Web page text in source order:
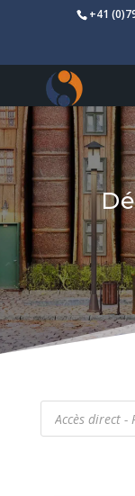
+41
Recherche
produits